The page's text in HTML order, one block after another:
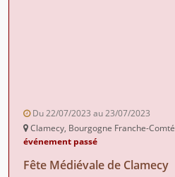
Du 22/07/2023 au 23/07/2023
Clamecy, Bourgogne Franche-Comté
événement passé
Fête Médiévale de Clamecy